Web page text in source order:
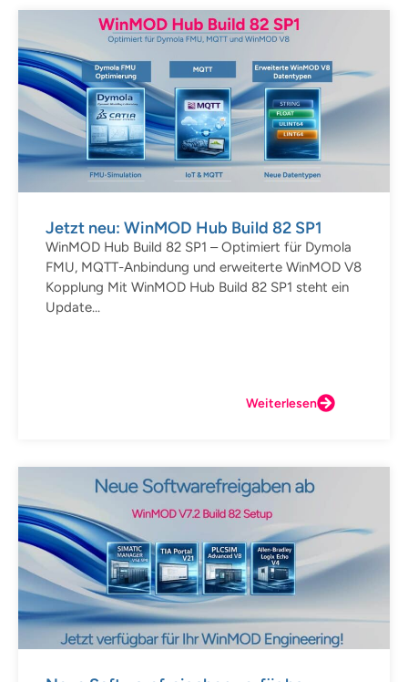
Jetzt neu: WinMOD Hub Build 82 SP1
WinMOD Hub Build 82 SP1 – Optimiert für Dymola
FMU, MQTT-Anbindung und erweiterte WinMOD V8
Kopplung Mit WinMOD Hub Build 82 SP1 steht ein
Update...
Weiterlesen